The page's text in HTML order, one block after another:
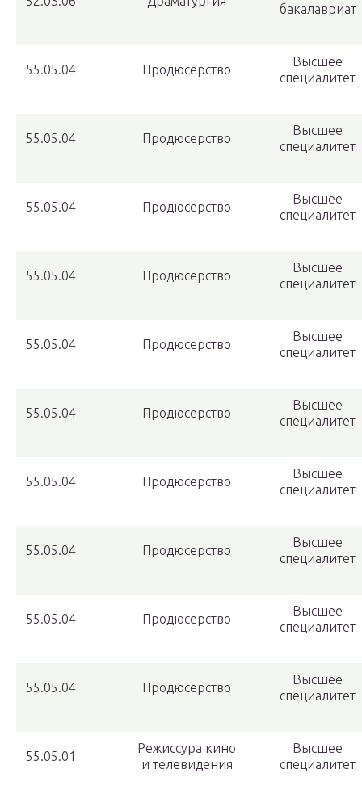
бакалавриат
55.05.04 Продюсерство
Высшее
специалитет
55.05.04 Продюсерство
Высшее
специалитет
55.05.04 Продюсерство
Высшее
специалитет
55.05.04 Продюсерство
Высшее
специалитет
55.05.04 Продюсерство
Высшее
специалитет
55.05.04 Продюсерство
Высшее
специалитет
55.05.04 Продюсерство
Высшее
специалитет
55.05.04 Продюсерство
Высшее
специалитет
55.05.04 Продюсерство
Высшее
специалитет
55.05.04 Продюсерство
Высшее
специалитет
55.05.01
Режиссура кино
и телевидения
Высшее
специалитет